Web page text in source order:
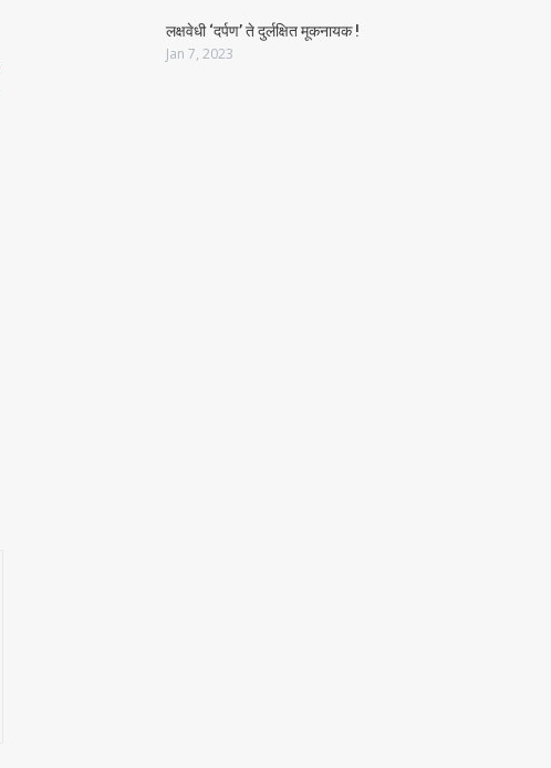
लक्षवेधी ‘दर्पण’ ते दुर्लक्षित मूकनायक !
Jan 7, 2023